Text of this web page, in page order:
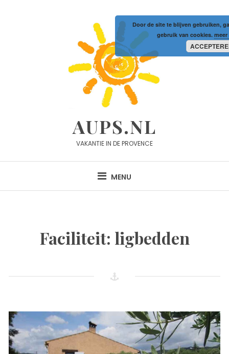
AUPS.NL
VAKANTIE IN DE PROVENCE
MENU
Faciliteit: ligbedden
Door de site te blijven gebruiken,
gebruik van cookies.